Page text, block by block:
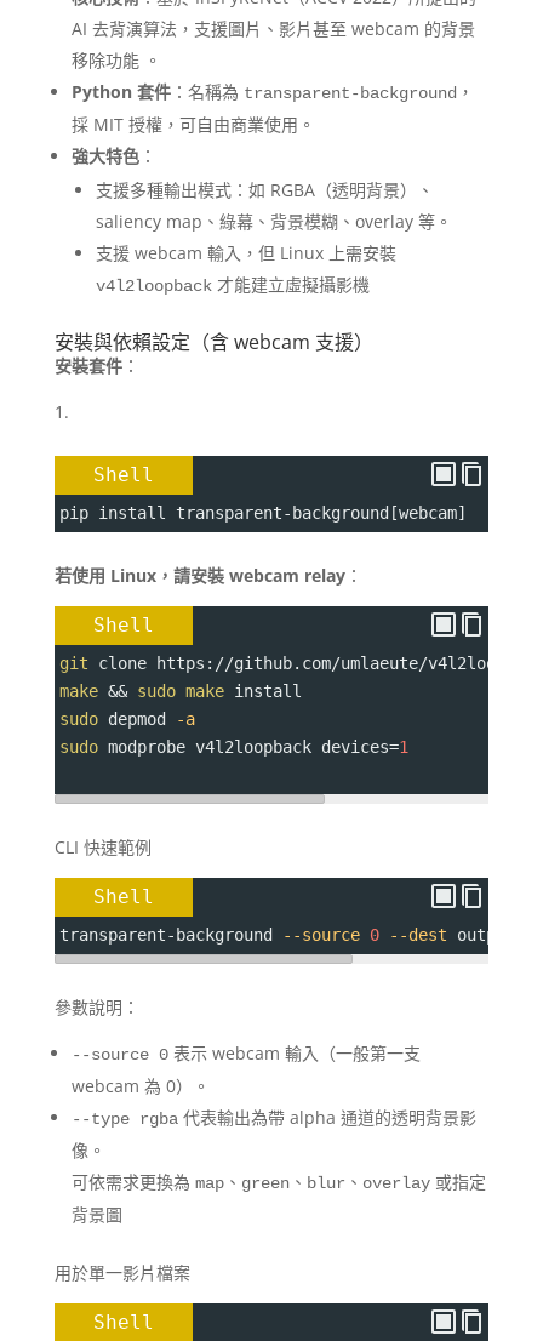
AI 去背演算法，支援圖片、影片甚至 webcam 的背景
移除功能 。
Python 套件：名稱為 transparent-background ，
採 MIT 授權，可自由商業使用。
強大特色：
支援多種輸出模式：如 RGBA（透明背景）、
saliency map、綠幕、背景模糊、overlay 等。
支援 webcam 輸入，但 Linux 上需安裝
v4l2loopback才能建立虛擬攝影機
安裝與依賴設定（含 webcam 支援）
安裝套件：
Shell
pip install transparent-background[webcam]
若使用 Linux，請安裝 webcam relay：
Shell
git clone https://github.com/umlaeute/
make && sudo make install
sudo depmod
-a
sudo modprobe v4l2loopback devices=1
CLI 快速範例
Shell
transparent-background --source 0 --dest
參數說明：
--source 0表示 webcam 輸入（一般第一支
webcam 為 0）。
--type rgba代表輸出為帶 alpha 通道的透明背景影
像。
可依需求更換為 map、 green、 blur 、 overlay或指定
背景圖
用於單一影片檔案
Shell